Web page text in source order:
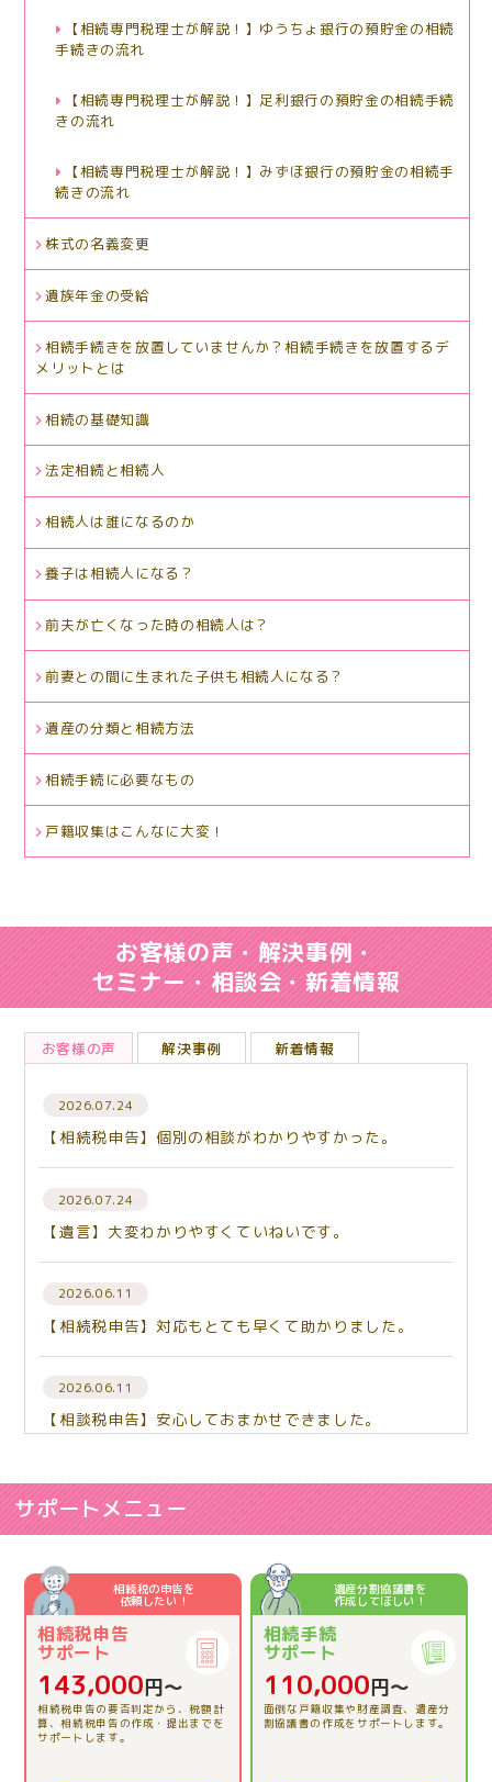
【相続専門税理士が解説！】ゆうちょ銀行の預貯金の相続
手続きの流れ
【相続専門税理士が解説！】足利銀行の預貯金の相続手続
きの流れ
【相続専門税理士が解説！】みずほ銀行の預貯金の相続手
続きの流れ
株式の名義変更
遺族年金の受給
相続手続きを放置していませんか？相続手続きを放置するデ
メリットとは
相続の基礎知識
法定相続と相続人
相続人は誰になるのか
養子は相続人になる？
前夫が亡くなった時の相続人は？
前妻との間に生まれた子供も相続人になる？
遺産の分類と相続方法
相続手続に必要なもの
戸籍収集はこんなに大変！
お客様の声・解決事例・
セミナー・相談会・新着情報
お客様の声 解決事例 新着情報
2026.07.24
【相続税申告】個別の相談がわかりやすかった。
2026.07.24
【遺言】大変わかりやすくていねいです。
2026.06.11
【相続税申告】対応もとても早くて助かりました。
2026.06.11
【相談税申告】安心しておまかせできました。
2026.06.03 【相続税申告】相談して良かった。
【相続税申告】とてもわかりやすくお話しして下さりあ
りがとうございました。
【相続税申告】的確にアドバイスをいただき、本当に助
かりました。
サポートメニュー
相続税の申告を
依頼したい！
相続税申告
サポート
143,000円〜
相続税申告の要否判定から、税額計
算、相続税申告の作成・提出までを
サポートします。
遺産分割協議書を
作成してほしい！
相続手続
サポート
110,000円〜
面倒な戸籍収集や財産調査、遺産分
割協議書の作成をサポートします。